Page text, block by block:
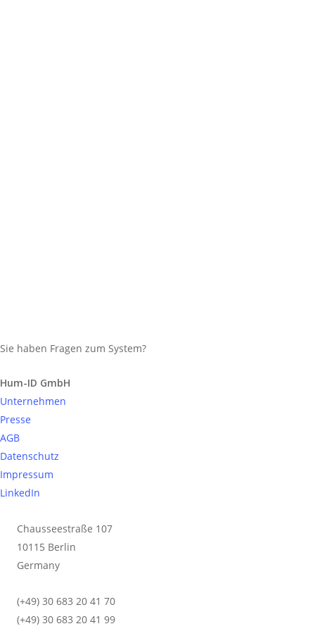
Die 10 größten Shopping-
Read More
Sie haben Fragen zum System?
Hum-ID GmbH
Unternehmen
Presse
AGB
Datenschutz
Impressum
LinkedIn
Chausseestraße 107
10115 Berlin
Germany
(+49) 30 683 20 41 70
(+49) 30 683 20 41 99